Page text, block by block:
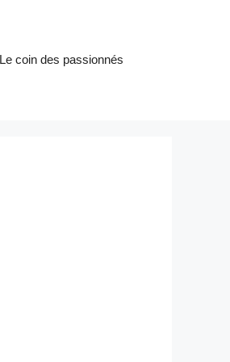
Le coin des passionnés